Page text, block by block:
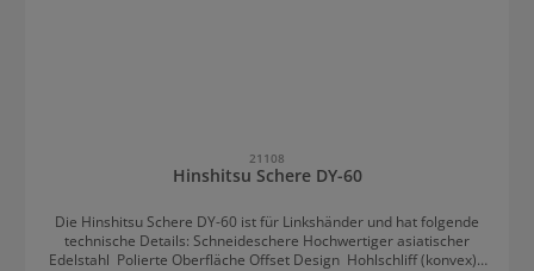
21108
Hinshitsu Schere DY-60
Die Hinshitsu Schere DY-60 ist für Linkshänder und hat folgende
technische Details: Schneideschere Hochwertiger asiatischer
Edelstahl Polierte Oberfläche Offset Design Hohlschliff (konvex) /